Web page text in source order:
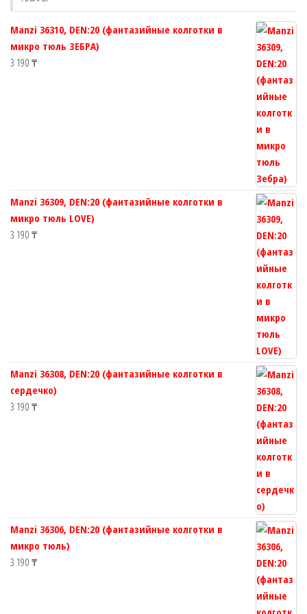
товара.
Manzi 36310, DEN:20 (фантазийные колготки в
микро тюль ЗЕБРА)
3 190 ₸
Manzi 36309, DEN:20 (фантазийные колготки в
микро тюль LOVE)
3 190 ₸
Manzi 36308, DEN:20 (фантазийные колготки в
сердечко)
3 190 ₸
Manzi 36306, DEN:20 (фантазийные колготки в
микро тюль)
3 190 ₸